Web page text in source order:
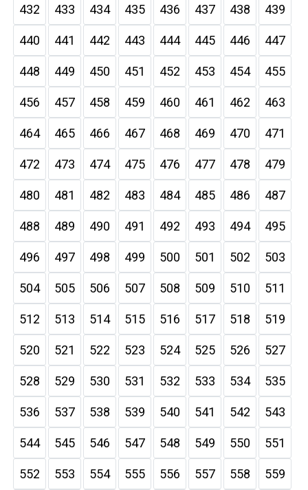
432 433 434 435 436 437 438 439
440 441 442 443 444 445 446 447
448 449 450 451 452 453 454 455
456 457 458 459 460 461 462 463
464 465 466 467 468 469 470 471
472 473 474 475 476 477 478 479
480 481 482 483 484 485 486 487
488 489 490 491 492 493 494 495
496 497 498 499 500 501 502 503
504 505 506 507 508 509 510 511
512 513 514 515 516 517 518 519
520 521 522 523 524 525 526 527
528 529 530 531 532 533 534 535
536 537 538 539 540 541 542 543
544 545 546 547 548 549 550 551
552 553 554 555 556 557 558 559